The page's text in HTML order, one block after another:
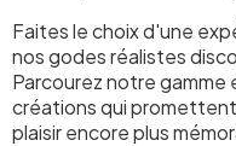
Faites le choix d'une
nos godes réalistes
Parcourez notre gamme
créations qui
plaisir encore plus